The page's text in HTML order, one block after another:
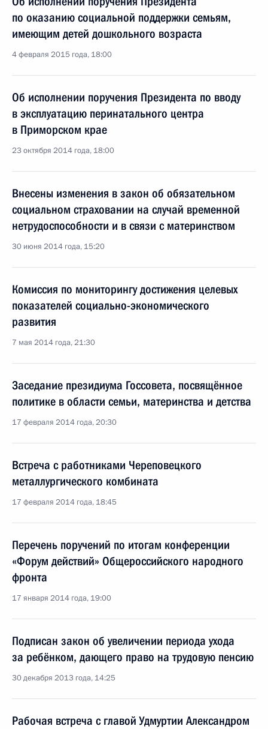
по оказанию социальной поддержки семьям,
имеющим детей дошкольного возраста
4 февраля 2015 года, 18:00
Об исполнении поручения Президента по вводу
в эксплуатацию перинатального центра
в Приморском крае
23 октября 2014 года, 18:00
Внесены изменения в закон об обязательном
социальном страховании на случай временной
нетрудоспособности и в связи с материнством
30 июня 2014 года, 15:20
Комиссия по мониторингу достижения целевых
показателей социально-экономического
развития
7 мая 2014 года, 21:30
Заседание президиума Госсовета, посвящённое
политике в области семьи, материнства и детства
17 февраля 2014 года, 20:30
Встреча с работниками Череповецкого
металлургического комбината
17 февраля 2014 года, 18:45
Перечень поручений по итогам конференции
«Форум действий» Общероссийского народного
фронта
17 января 2014 года, 19:00
Подписан закон об увеличении периода ухода
за ребёнком, дающего право на трудовую пенсию
30 декабря 2013 года, 14:25
Рабочая встреча с главой Удмуртии Александром